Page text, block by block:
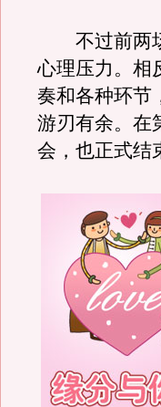
不过前两场
心理压力。相
奏和各种环节
游刃有余。在
会，也正式结